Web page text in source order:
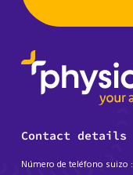
Contact details
Número de teléfono suizo :